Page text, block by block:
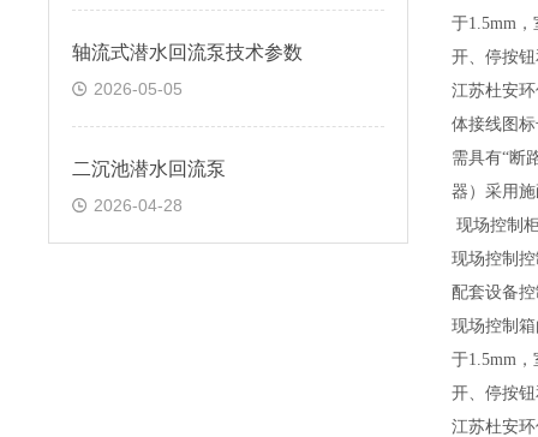
轴流式潜水回流泵技术参数
2026-05-05
二沉池潜水回流泵
2026-04-28
于1.5mm
开、停按
江苏杜安
体接线图
需具有“断
器）采用
现场控制
现场控制
配套设备
现场控制
于1.5mm
开、停按
江苏杜安